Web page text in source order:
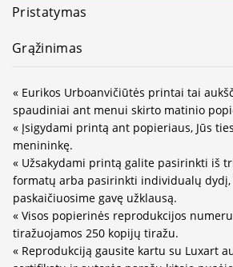
Pristatymas
Grąžinimas
« Eurikos Urboanvičiūtės printai tai
spaudiniai ant menui skirto matinio
« Įsigydami printą ant popieriaus, Jūs
menininkę.
« Užsakydami printą galite pasirinkti iš
formatų arba pasirinkti individualų dydį,
paskaičiuosime gavę užklausą.
« Visos popierinės reprodukcijos
tiražuojamos 250 kopijų tiražu.
« Reprodukciją gausite kartu su Luxart